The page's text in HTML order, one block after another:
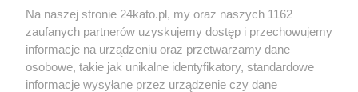
Wydawca mediów lokalnych
Na naszej stronie 24kato.pl, my oraz naszych 1162
zaufanych partnerów uzyskujemy dostęp i przechowujemy
informacje na urządzeniu oraz przetwarzamy dane
osobowe, takie jak unikalne identyfikatory, standardowe
informacje wysyłane przez urządzenie czy dane